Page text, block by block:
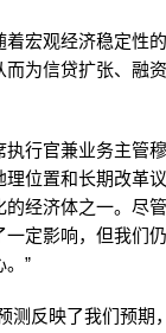
着宏观经济稳定性
而为信贷扩张、融
行官兼业务主管
理位置和长期改革
的经济体之一。尽
一定影响，但我们
。”
测反映了我们预期